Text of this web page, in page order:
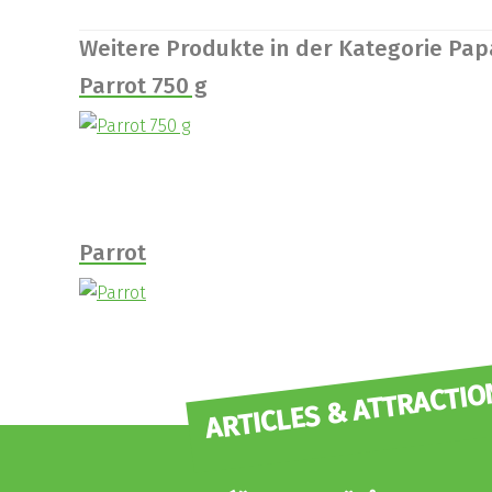
Weitere Produkte in der Kategorie
Parrot 750 g
Parrot
ARTICLES &